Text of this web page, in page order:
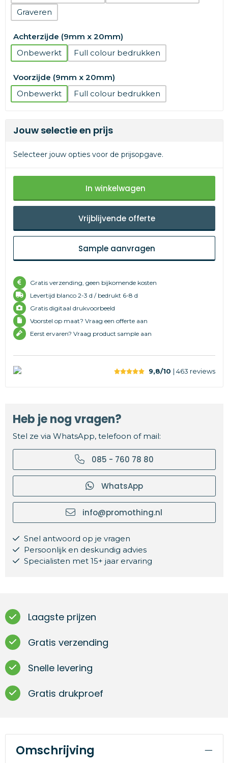
Graveren
Achterzijde (9mm x 20mm)
Onbewerkt
Full colour
Voorzijde (9mm x 20mm)
Onbewerkt
Full colour
Jouw selectie en prijs
Selecteer jouw opties voor de prijsopgave.
In winkelwagen
Vrijblijvende offerte
Sample aanvragen
Gratis verzending, geen bijkomende kosten
Levertijd blanco 2-3 d / bedrukt 6-8 d
Gratis digitaal drukvoorbeeld
Voorstel op maat? Vraag een offerte aan
Eerst ervaren? Vraag product sample aan
9,8/10 | 463 reviews
Heb je nog vragen?
Stel ze via WhatsApp, telefoon of mail:
085 - 760 78 80
WhatsApp
info@promothing.nl
Snel antwoord op je vragen
Persoonlijk en deskundig advies
Specialisten met 15+ jaar ervaring
Laagste prijzen
Gratis verzending
Snelle levering
Gratis drukproef
Omschrijving